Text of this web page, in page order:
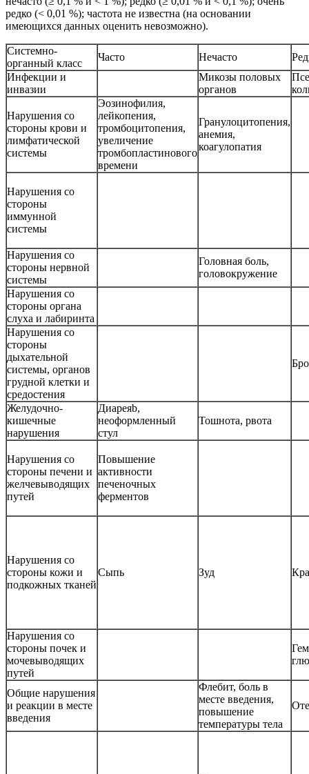
редко (< 0,01 %); частота не известна (на основании
имеющихся данных оценить невозможно).
Системно-
органный класс
Часто Нечасто
Инфекции и
инвазии
Микозы половых
органов
Нарушения со
стороны крови и
лимфатической
системы
Эозинофилия,
лейкопения,
тромбоцитопения,
увеличение
тромбопластинового
времени
Гранулоцитопения,
анемия,
коагулопатия
Нарушения со
стороны
иммунной
системы
Нарушения со
стороны нервной
системы
Головная боль,
головокружение
Нарушения со
стороны органа
слуха и лабиринта
Нарушения со
стороны
дыхательной
системы, органов
грудной клетки и
средостения
Желудочно-
кишечные
нарушения
Диареяb,
неоформленный
стул
Тошнота, рвота
Нарушения со
стороны печени и
желчевыводящих
путей
Повышение
активности
печеночных
ферментов
Нарушения со
стороны кожи и
подкожных тканей
Сыпь Зуд
Нарушения со
стороны почек и
мочевыводящих
путей
Общие нарушения
и реакции в месте
введения
Флебит, боль в
месте введения,
повышение
температуры тела